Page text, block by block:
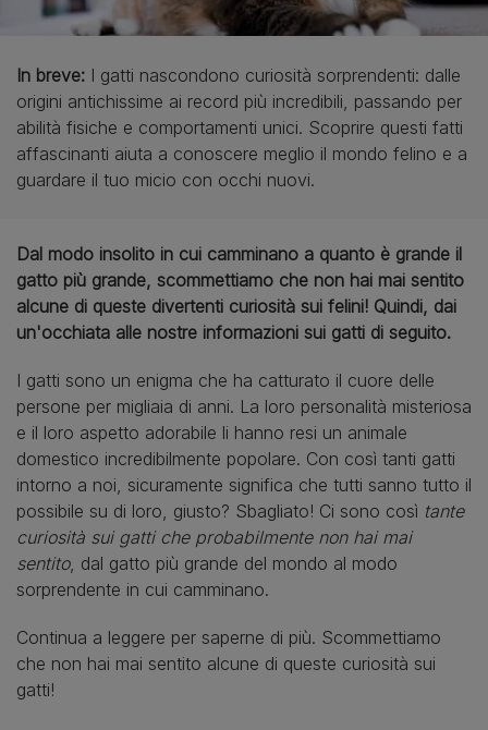
In breve: I gatti nascondono curiosità sorprendenti: dalle
origini antichissime ai record più incredibili, passando per
abilità fisiche e comportamenti unici. Scoprire questi fatti
affascinanti aiuta a conoscere meglio il mondo felino e a
guardare il tuo micio con occhi nuovi.
Dal modo insolito in cui camminano a quanto è grande il
gatto più grande, scommettiamo che non hai mai sentito
alcune di queste divertenti curiosità sui felini! Quindi, dai
un'occhiata alle nostre informazioni sui gatti di seguito.
I gatti sono un enigma che ha catturato il cuore delle
persone per migliaia di anni. La loro personalità misteriosa
e il loro aspetto adorabile li hanno resi un animale
domestico incredibilmente popolare. Con così tanti gatti
intorno a noi, sicuramente significa che tutti sanno tutto il
possibile su di loro, giusto? Sbagliato! Ci sono così tante
curiosità sui gatti che probabilmente non hai mai
sentito, dal gatto più grande del mondo al modo
sorprendente in cui camminano.
Continua a leggere per saperne di più. Scommettiamo
che non hai mai sentito alcune di queste curiosità sui
gatti!